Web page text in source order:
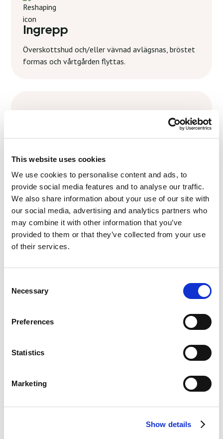
This website uses cookies
We use cookies to personalise content and ads, to
provide social media features and to analyse our traffic.
We also share information about your use of our site with
our social media, advertising and analytics partners who
may combine it with other information that you’ve
provided to them or that they’ve collected from your use
of their services.
Selection
Necessary
Preferences
Statistics
Marketing
Show details
Ingrepp
Överskottshud och/eller vävnad avlägsnas, bröstet
formas och vårtgården flyttas.
Stygn
Små, diskreta stygn stänger snitten, håller ärren
minimala och säkerställer att såret läker rätt.
Återhämtning
De flesta återgår till lättare aktiviteter inom 1—2
resultaten tydligare.
Gör din upplevelse ännu
bättre med Adoreal